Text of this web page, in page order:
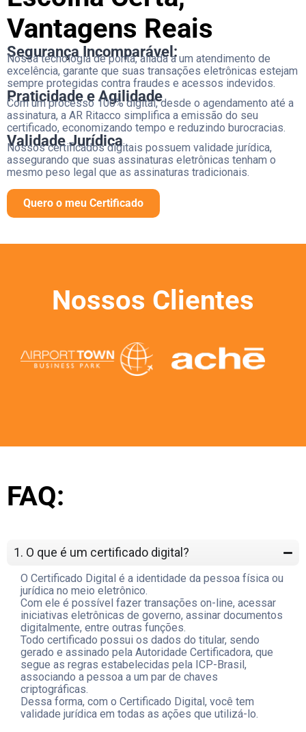
Vantagens Reais
Segurança Incomparável:
Nossa tecnologia de ponta, aliada a um atendimento de
excelência, garante que suas transações eletrônicas estejam
sempre protegidas contra fraudes e acessos indevidos.
Praticidade e Agilidade
Com um processo 100% digital, desde o agendamento até a
assinatura, a AR Ritacco simplifica a emissão do seu
certificado, economizando tempo e reduzindo burocracias.
Validade Jurídica
Nossos certificados digitais possuem validade jurídica,
assegurando que suas assinaturas eletrônicas tenham o
mesmo peso legal que as assinaturas tradicionais.
Quero o meu Certificado
Nossos Clientes
FAQ:
1. O que é um certificado digital?
O Certificado Digital é a identidade da pessoa física ou
jurídica no meio eletrônico.
Com ele é possível fazer transações on-line, acessar
iniciativas eletrônicas de governo, assinar documentos
digitalmente, entre outras funções.
Todo certificado possui os dados do titular, sendo
gerado e assinado pela Autoridade Certificadora, que
segue as regras estabelecidas pela ICP-Brasil,
associando a pessoa a um par de chaves
criptográficas.
Dessa forma, com o Certificado Digital, você tem
validade jurídica em todas as ações que utilizá-lo.